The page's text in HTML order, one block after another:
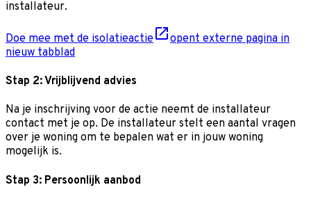
installateur.
Doe mee met de isolatieactie
opent externe pagina in
nieuw tabblad
Stap 2: Vrijblijvend advies
Na je inschrijving voor de actie neemt de installateur
contact met je op. De installateur stelt een aantal vragen
over je woning om te bepalen wat er in jouw woning
mogelijk is.
Stap 3: Persoonlijk aanbod